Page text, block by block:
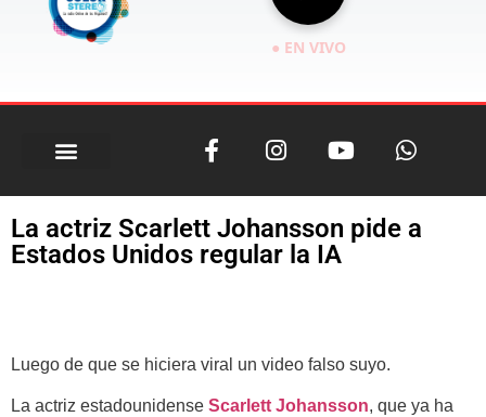
● EN VIVO
La actriz Scarlett Johansson pide a
Estados Unidos regular la IA
Luego de que se hiciera viral un video falso suyo.
La actriz estadounidense Scarlett Johansson, que ya ha